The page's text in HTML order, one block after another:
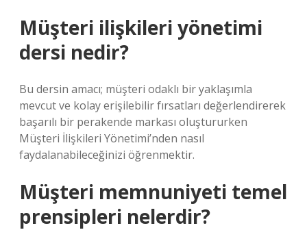
Müşteri ilişkileri yönetimi
dersi nedir?
Bu dersin amacı; müşteri odaklı bir yaklaşımla
mevcut ve kolay erişilebilir fırsatları değerlendirerek
başarılı bir perakende markası oluştururken
Müşteri İlişkileri Yönetimi’nden nasıl
faydalanabileceğinizi öğrenmektir.
Müşteri memnuniyeti temel
prensipleri nelerdir?